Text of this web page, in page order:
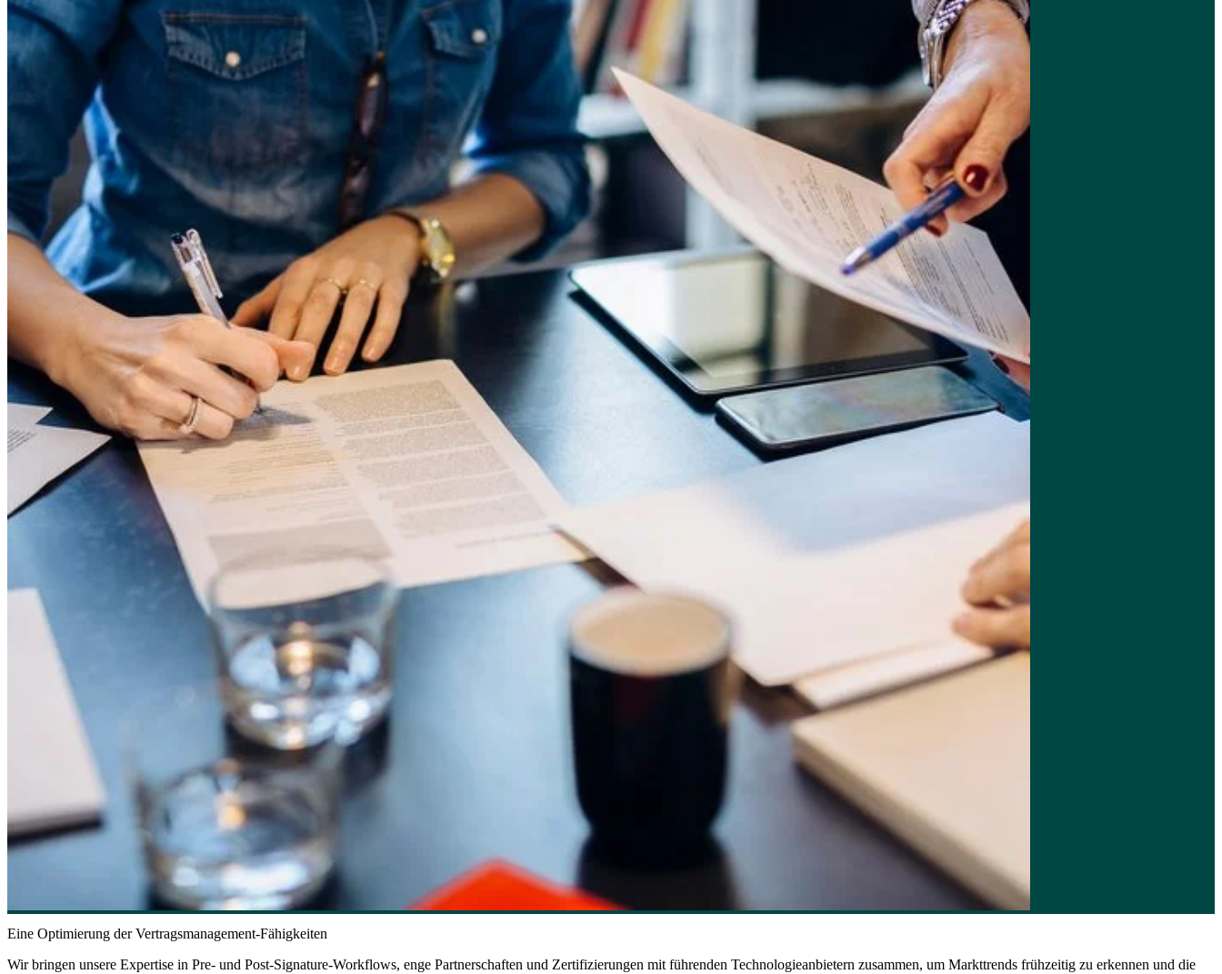
Eine Optimierung der Vertragsmanagement-Fähigkeiten
Wir bringen unsere Expertise in Pre- und Post-Signature-Workflows, enge Partnerschaften und Zertifizierungen mit führenden Technologieanbietern zusammen, um Markttrends frühzeitig zu erkennen und die